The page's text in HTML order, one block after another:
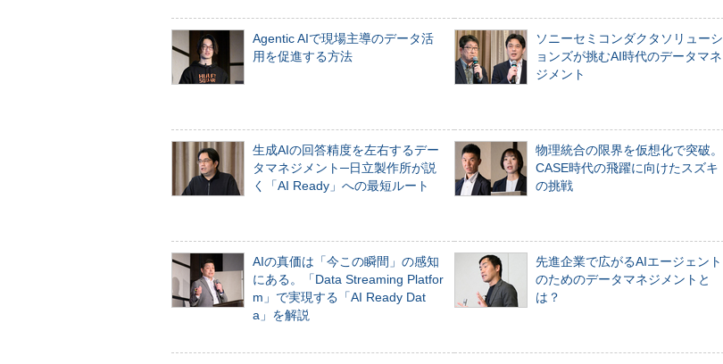
Agentic AIで現場主導のデータ活
用を促進する方法
ソニーセミコンダクタソリューシ
ョンズが挑むAI時代のデータマネ
ジメント
生成AIの回答精度を左右するデー
タマネジメント─日立製作所が説
く「AI Ready」への最短ルート
物理統合の限界を仮想化で突破。
CASE時代の飛躍に向けたスズキ
の挑戦
AIの真価は「今この瞬間」の感知
にある。「Data Streaming Platfor
m」で実現する「AI Ready Dat
a」を解説
先進企業で広がるAIエージェント
のためのデータマネジメントと
は？